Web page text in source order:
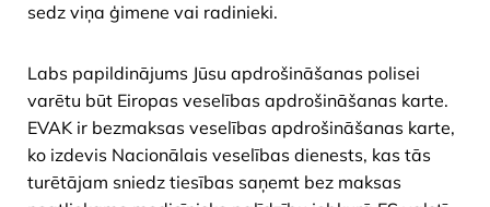
sedz viņa ģimene vai radinieki.
Labs papildinājums Jūsu apdrošināšanas polisei
varētu būt Eiropas veselības apdrošināšanas karte.
EVAK ir bezmaksas veselības apdrošināšanas karte,
ko izdevis Nacionālais veselības dienests, kas tās
turētājam sniedz tiesības saņemt bez maksas